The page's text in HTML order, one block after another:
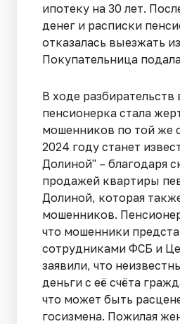
ипотеку на 30 лет.
денег и расписки
отказалась выезжать
Покупательница
В ходе разбирательств
пенсионерка стала
мошенников по той же
2024 году станет
Долиной" – благодаря
продажей квартиры
Долиной, которая
мошенников.
что мошенники
сотрудниками ФСБ и
заявили, что
деньги с её счёта
что может быть
госизмена. Пожилая